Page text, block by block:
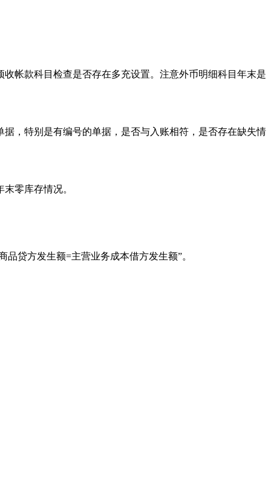
帐款科目检查是否存在多充设置。注意外币明细科目年末是
，特别是有编号的单据，是否与入账相符，是否存在缺失情
零库存情况。
贷方发生额=主营业务成本借方发生额”。